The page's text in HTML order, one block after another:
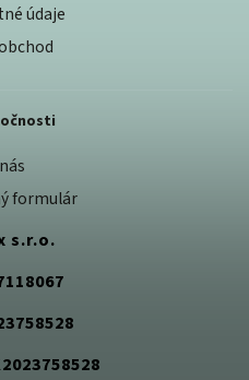
údaje
formulár
s.r.o.